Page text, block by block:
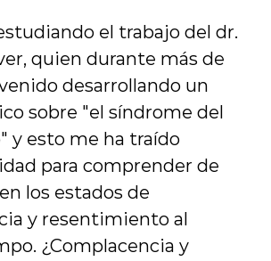
el trabajo del dr.
quien durante más de
desarrollando un
sobre "el síndrome del
y esto me ha traído
para comprender de
los estados de
y resentimiento al
¿Complacencia y